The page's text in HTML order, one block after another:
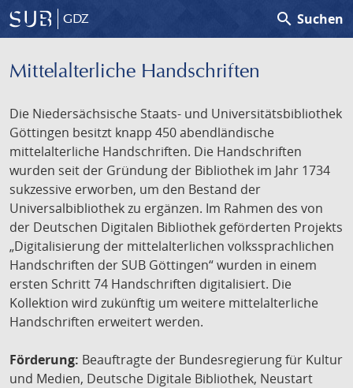
GDZ search Suchen
Mittelalterliche Handschriften
Die Niedersächsische Staats- und Universitätsbibliothek
Göttingen besitzt knapp 450 abendländische
mittelalterliche Handschriften. Die Handschriften
wurden seit der Gründung der Bibliothek im Jahr 1734
sukzessive erworben, um den Bestand der
Universalbibliothek zu ergänzen. Im Rahmen des von
der Deutschen Digitalen Bibliothek geförderten Projekts
„Digitalisierung der mittelalterlichen volkssprachlichen
Handschriften der SUB Göttingen“ wurden in einem
ersten Schritt 74 Handschriften digitalisiert. Die
Kollektion wird zukünftig um weitere mittelalterliche
Handschriften erweitert werden.
Förderung: Beauftragte der Bundesregierung für Kultur
und Medien, Deutsche Digitale Bibliothek, Neustart